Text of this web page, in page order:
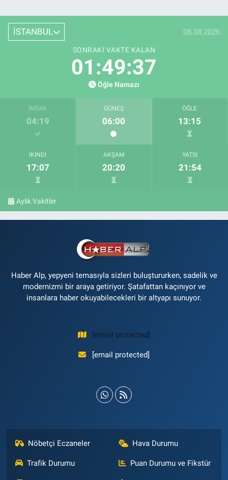
İSTANBUL 08.08.2026
SONRAKI VAKTE KALAN
01:49:37
Öğle Namazı
İMSAK
04:19
GÜNEŞ
06:00
ÖĞLE
13:15
İKINDI
17:07
AKŞAM
20:20
YATSI
21:54
Aylık Vakitler
Haber Alp, yepyeni temasıyla sizleri buluştururken, sadelik ve
modernizmi bir araya getiriyor. Şatafattan kaçınıyor ve
insanlara haber okuyabilecekleri bir altyapı sunuyor.
[email protected]
[email protected]
Nöbetçi Eczaneler Hava Durumu
Trafik Durumu Puan Durumu ve Fikstür